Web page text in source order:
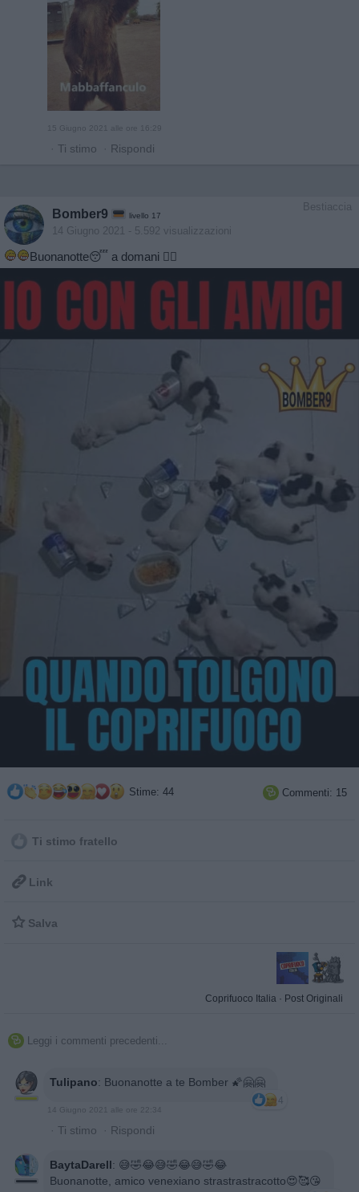
15 Giugno 2021 alle ore 16:29
· Ti stimo · Rispondi
Bestiaccia
Bomber9 livello 17
14 Giugno 2021 - 5.592 visualizzazioni
Buonanotte😴 a domani 🙋‍♂️
Stime: 44  Commenti: 15
Ti stimo fratello
 Link
 Salva
Coprifuoco Italia · Post Originali
 Leggi i commenti precedenti...
Tulipano: Buonanotte a te Bomber 🌠🤗🤗
4
14 Giugno 2021 alle ore 22:34
· Ti stimo · Rispondi
BaytaDarell: 😅🤣😂😅🤣😂😅🤣😂
Buonanotte, amico venexiano strastrastracotto😍🥰😘